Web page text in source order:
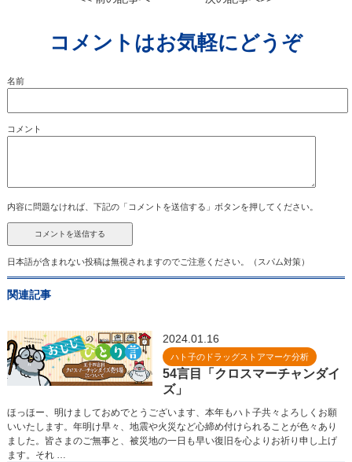
コメントはお気軽にどうぞ
名前
コメント
内容に問題なければ、下記の「コメントを送信する」ボタンを押してください。
日本語が含まれない投稿は無視されますのでご注意ください。（スパム対策）
関連記事
2024.01.16
ハト子のドラッグストアマーケ分析
54言目「クロスマーチャンダイ
ズ」
ほっほー、明けましておめでとうございます、本年もハト子共々よろしくお願
いいたします。年明け早々、地震や火災など心締め付けられることが色々あり
ました。皆さまのご無事と、被災地の一日も早い復旧を心よりお祈り申し上げ
ます。それ …